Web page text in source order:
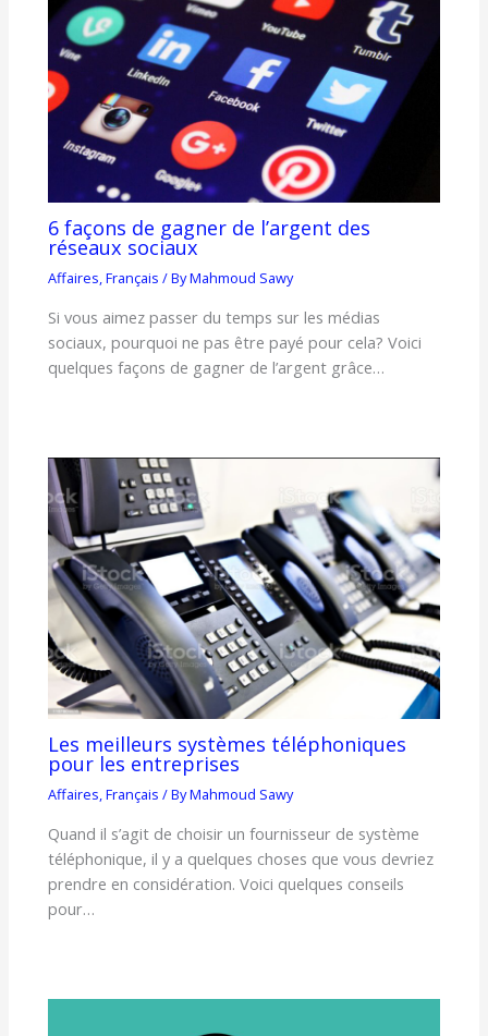
6 façons de gagner de l’argent des
réseaux sociaux
Affaires,Français / ByMahmoud Sawy
Si vous aimez passer du temps sur les médias
sociaux, pourquoi ne pas être payé pour cela? Voici
quelques façons de gagner de l’argent grâce…
Les meilleurs systèmes téléphoniques
pour les entreprises
Affaires,Français / ByMahmoud Sawy
Quand il s’agit de choisir un fournisseur de système
téléphonique, il y a quelques choses que vous devriez
prendre en considération. Voici quelques conseils
pour…